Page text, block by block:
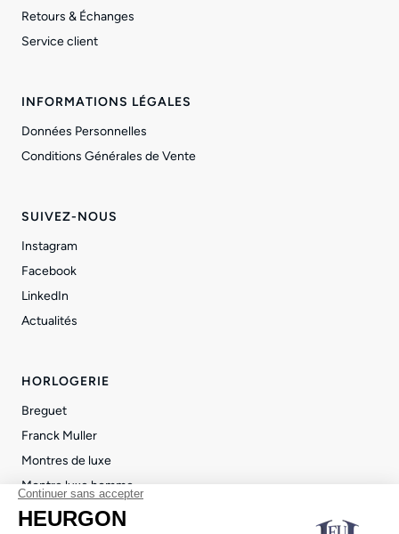
Retours & Échanges
Service client
INFORMATIONS LÉGALES
Données Personnelles
Conditions Générales de Vente
SUIVEZ-NOUS
Instagram
Facebook
LinkedIn
Actualités
HORLOGERIE
Breguet
Franck Muller
Montres de luxe
Montre luxe homme
Montre luxe femme